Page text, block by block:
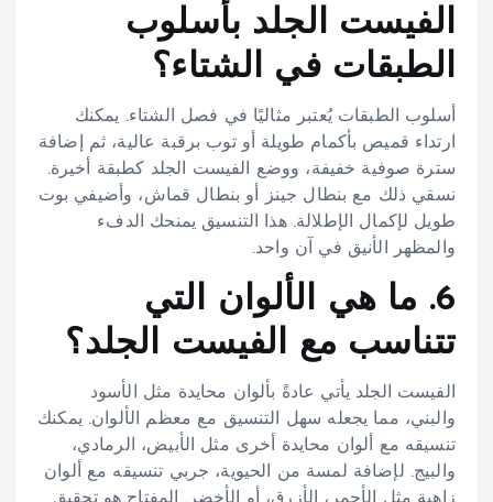
الفيست الجلد بأسلوب
الطبقات في الشتاء؟
أسلوب الطبقات يُعتبر مثاليًا في فصل الشتاء. يمكنك
ارتداء قميص بأكمام طويلة أو توب برقبة عالية، ثم إضافة
سترة صوفية خفيفة، ووضع الفيست الجلد كطبقة أخيرة.
نسقي ذلك مع بنطال جينز أو بنطال قماش، وأضيفي بوت
طويل لإكمال الإطلالة. هذا التنسيق يمنحك الدفء
والمظهر الأنيق في آن واحد.​
6. ما هي الألوان التي
تتناسب مع الفيست الجلد؟
الفيست الجلد يأتي عادةً بألوان محايدة مثل الأسود
والبني، مما يجعله سهل التنسيق مع معظم الألوان. يمكنك
تنسيقه مع ألوان محايدة أخرى مثل الأبيض، الرمادي،
والبيج. لإضافة لمسة من الحيوية، جربي تنسيقه مع ألوان